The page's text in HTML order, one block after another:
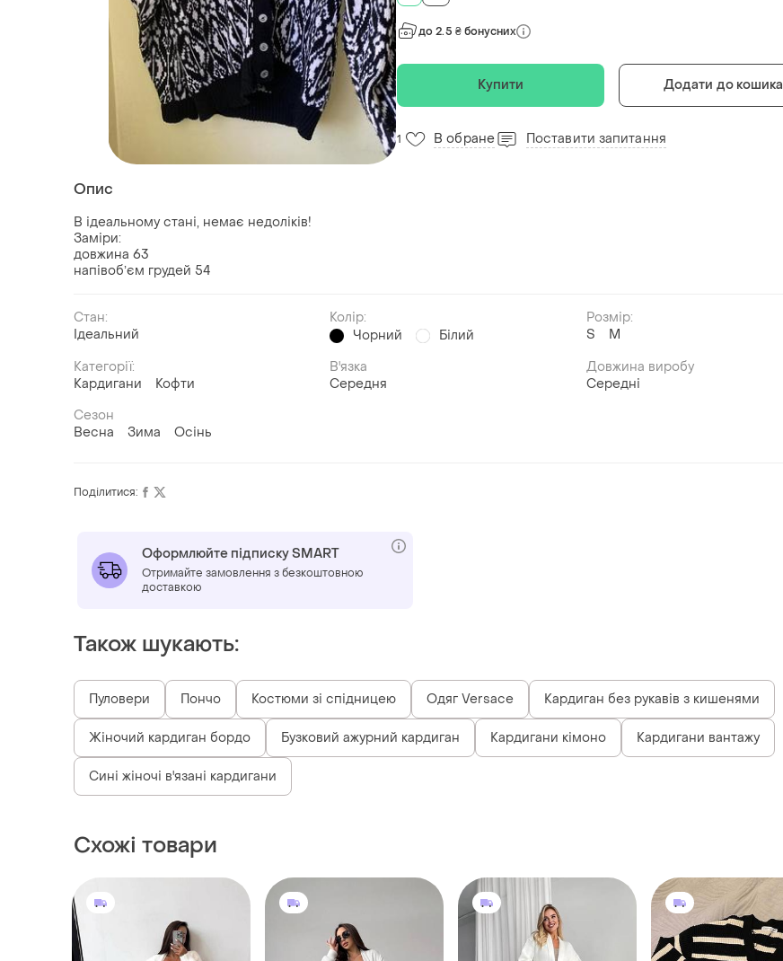
до 2.5 ₴ бонусних
Купити Додати до кошика
1 В обране Поставити запитання
Опис
В ідеальному стані, немає недоліків!
Заміри:
довжина 63
напівобʼєм грудей 54
Стан:
Ідеальний
Колір:
Чорний
Білий
Розмір:
S
M
Категорії:
Кардигани
Кофти
В'язка
Середня
Довжина виробу
Середні
Сезон
Весна
Зима Осінь
Поділитися:
Оформлюйте підписку SMART
Отримайте замовлення з безкоштовною
доставкою
Також шукають:
Пуловери Пончо Костюми зі спідницею Одяг Versace Кардиган без рукавів з кишенями
Жіночий кардиган бордо Бузковий ажурний кардиган Кардигани кімоно Кардигани вантажу
Сині жіночі в'язані кардигани
Схожі товари